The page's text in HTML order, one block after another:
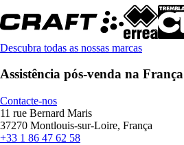
Descubra todas as nossas marcas
Assistência pós-venda na França
Contacte-nos
11 rue Bernard Maris
37270 Montlouis-sur-Loire, França
+33 1 86 47 62 58